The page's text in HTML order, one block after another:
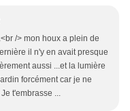
/> mon houx a plein de
il n'y en avait presque
aussi ...et la lumière
forcément car je ne
t'embrasse ...